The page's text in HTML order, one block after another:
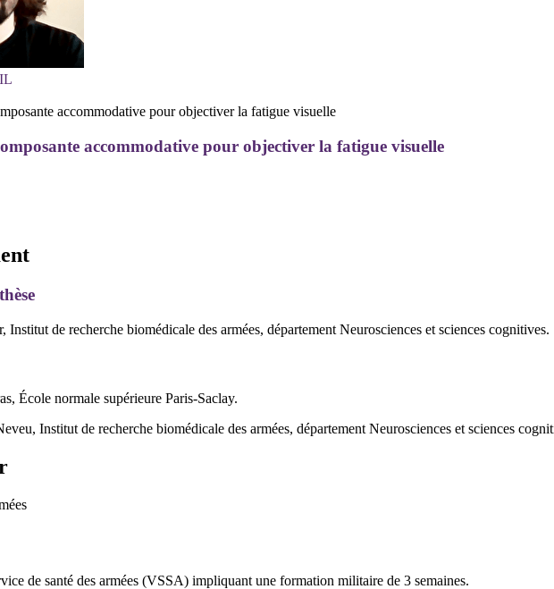
accommodative pour objectiver la fatigue visuelle
Institut de recherche biomédicale des armées, département Neurosciences et sciences cognitives.
École normale supérieure Paris-Saclay.
Institut de recherche biomédicale des armées, département Neurosciences et sciences
de santé des armées (VSSA) impliquant une formation militaire de 3 semaines.